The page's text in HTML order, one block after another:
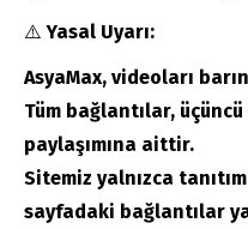
⚠️Yasal Uyarı:
AsyaMax, videoları
Tüm bağlantılar,
paylaşımına aittir.
Sitemiz yalnızca
sayfadaki bağlantılar